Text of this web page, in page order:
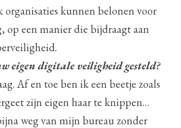
organisaties kunnen belonen voor
op een manier die bijdraagt aan
eigen digitale veiligheid gesteld?
Af en toe ben ik een beetje zoals
zijn eigen haar te knippen…
weg van mijn bureau zonder